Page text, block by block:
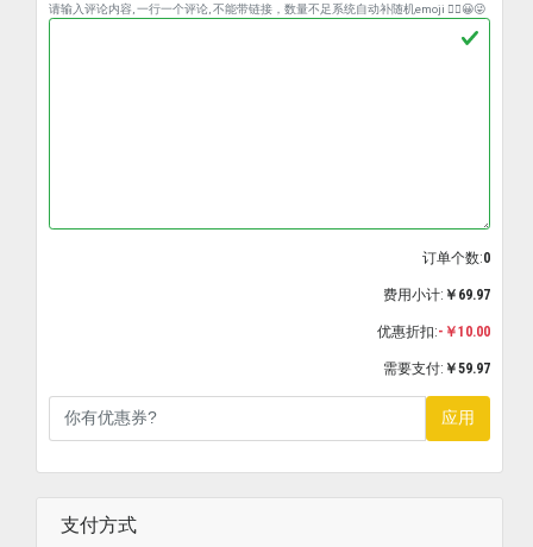
请输入评论内容, 一行一个评论, 不能带链接，数量不足系统自动补随机emoji ❤️‍🔥😀😜
订单个数:0
费用小计: ￥69.97
优惠折扣:-￥10.00
需要支付: ￥59.97
应用
支付方式